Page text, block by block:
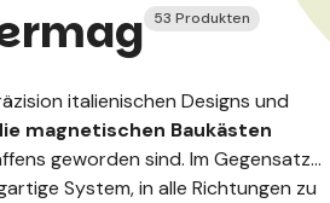
53 Produkten
italienischen Designs und
magnetischen Baukästen
geworden sind. Im Gegensatz
System, in alle Richtungen zu